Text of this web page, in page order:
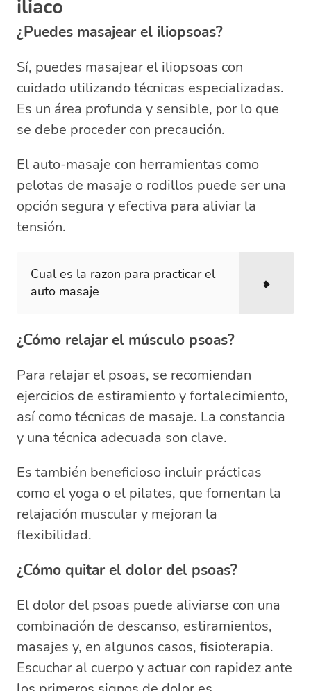
iliaco
¿Puedes masajear el iliopsoas?
Sí, puedes masajear el iliopsoas con
cuidado utilizando técnicas especializadas.
Es un área profunda y sensible, por lo que
se debe proceder con precaución.
El auto-masaje con herramientas como
pelotas de masaje o rodillos puede ser una
opción segura y efectiva para aliviar la
tensión.
Cual es la razon para practicar el
auto masaje
¿Cómo relajar el músculo psoas?
Para relajar el psoas, se recomiendan
ejercicios de estiramiento y fortalecimiento,
así como técnicas de masaje. La constancia
y una técnica adecuada son clave.
Es también beneficioso incluir prácticas
como el yoga o el pilates, que fomentan la
relajación muscular y mejoran la
flexibilidad.
¿Cómo quitar el dolor del psoas?
El dolor del psoas puede aliviarse con una
combinación de descanso, estiramientos,
masajes y, en algunos casos, fisioterapia.
Escuchar al cuerpo y actuar con rapidez ante